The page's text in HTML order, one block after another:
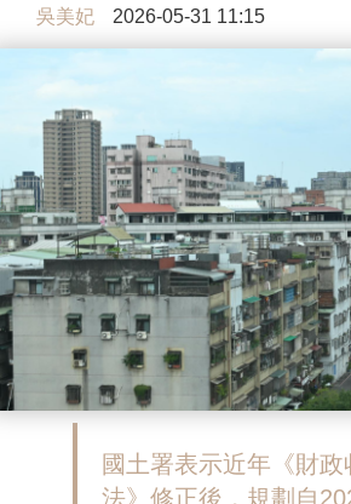
吳美妃 2026-05-31 11:15
國土署表示近年《財政
法》修正後，規劃自